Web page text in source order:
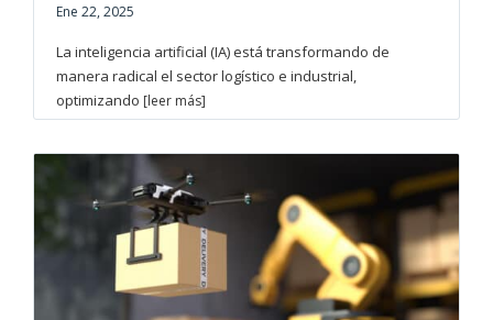
Ene 22, 2025
La inteligencia artificial (IA) está transformando de
manera radical el sector logístico e industrial,
optimizando [leer más]